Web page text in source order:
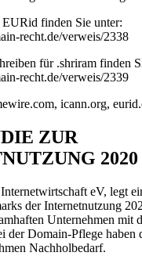
finden Sie unter:
recht.de/verweis/2338
für .shriram finden
recht.de/verweis/2339
icann.org,
ZUR
2020
eV, legt
der Internetnutzung
Unternehmen mit
der Domain-Pflege haben
Nachholbedarf.